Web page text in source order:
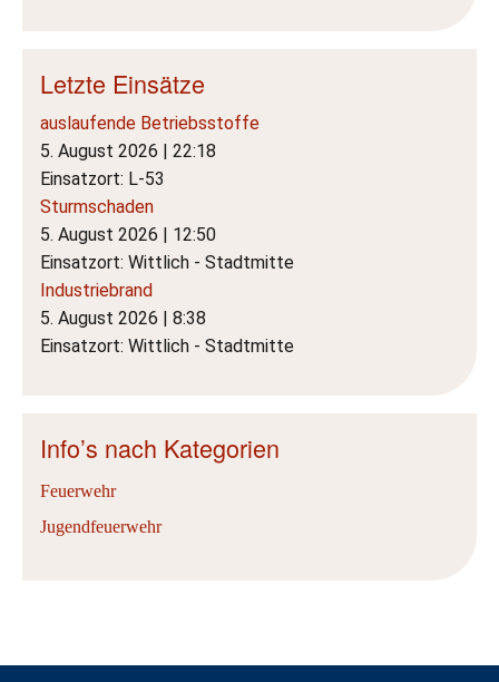
Letzte Einsätze
auslaufende Betriebsstoffe
5. August 2026 | 22:18
Einsatzort: L-53
Sturmschaden
5. August 2026 | 12:50
Einsatzort: Wittlich - Stadtmitte
Industriebrand
5. August 2026 | 8:38
Einsatzort: Wittlich - Stadtmitte
Info’s nach Kategorien
Feuerwehr
Jugendfeuerwehr